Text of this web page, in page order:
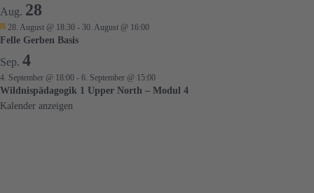
Aug. 28
H
e
v
r
g
e
28. August @ 18:30 - 30. August @ 16:00
Felle Gerben Basis
Sep. 4
4. September @ 18:00 - 6. September @ 15:00
Wildnispädagogik 1 Upper North – Modul 4
Kalender anzeigen